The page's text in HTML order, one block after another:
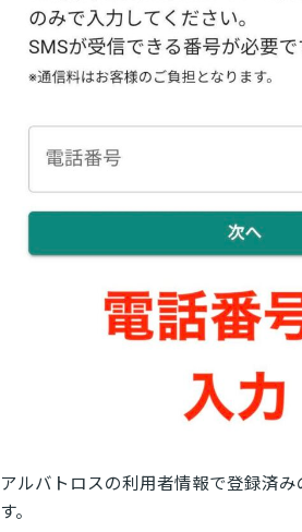
アルバトロスの利用者情報で登録済
す。